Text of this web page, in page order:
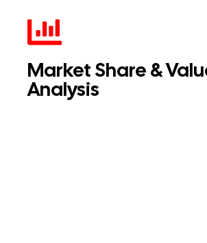
Market Share &
Analysis